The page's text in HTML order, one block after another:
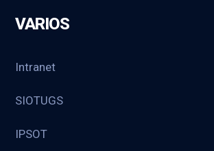
VARIOS
Intranet
SIOTUGS
IPSOT